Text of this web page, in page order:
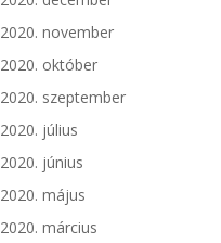
2020. november
2020. október
2020. szeptember
2020. július
2020. június
2020. május
2020. március